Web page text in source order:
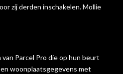
zij derden inschakelen. Mollie
Parcel Pro die op hun beurt
woonplaatsgegevens met